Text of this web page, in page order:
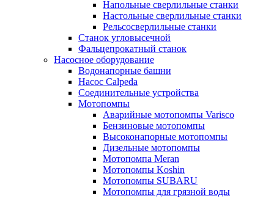
Напольные сверлильные станки
Настольные сверлильные станки
Рельсосверлильные станки
Станок угловысечной
Фальцепрокатный станок
Насосное оборудование
Водонапорные башни
Насос Calpeda
Соединительные устройства
Мотопомпы
Аварийные мотопомпы Varisco
Бензиновые мотопомпы
Высоконапорные мотопомпы
Дизельные мотопомпы
Мотопомпа Meran
Мотопомпы Koshin
Мотопомпы SUBARU
Мотопомпы для грязной воды